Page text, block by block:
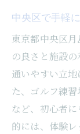
中央区で手軽
東京都中央区
の良さと施設
通いやすい立
た、ゴルフ練
など、初心者
的には、体験